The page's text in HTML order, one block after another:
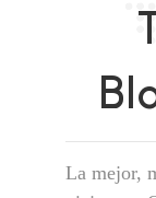
La mejor,